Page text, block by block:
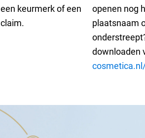
een keurmerk of een
claim.
openen nog
plaatsnaam
downloaden